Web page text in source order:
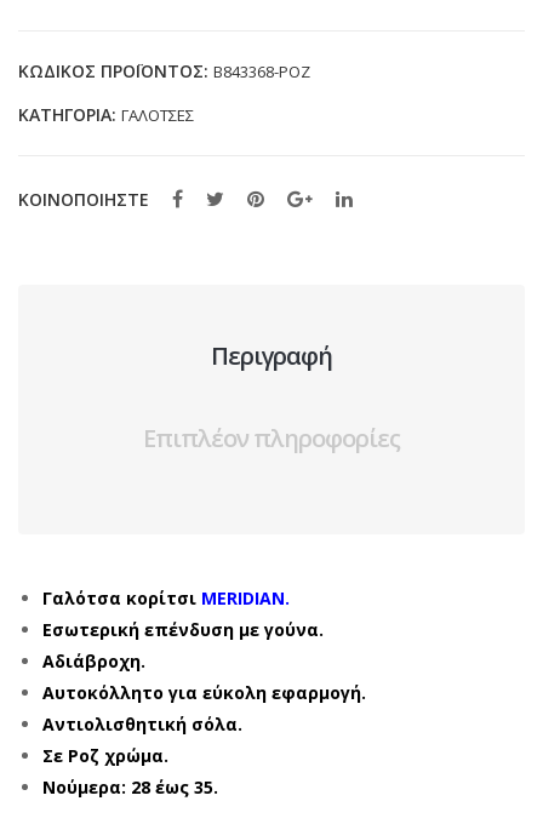
ΓΟΥΝΑ
35)
ΚΩΔΙΚΌΣ ΠΡΟΪΌΝΤΟΣ: B843368-ΡΟΖ
ΚΑΤΗΓΟΡΊΑ: ΓΑΛΟΤΣΕΣ
ΚΟΙΝΟΠΟΙΗΣΤΕ
Περιγραφή
Επιπλέον πληροφορίες
Γαλότσα κορίτσι MERIDIAN.
Εσωτερική επένδυση με γούνα.
Αδιάβροχη.
Αυτοκόλλητο για εύκολη εφαρμογή.
Αντιολισθητική σόλα.
Σε Ροζ χρώμα.
Νούμερα: 28 έως 35.